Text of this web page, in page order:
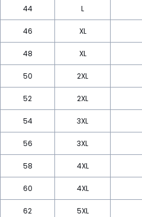
44 L
46 XL
48 XL
50 2XL
52 2XL
54 3XL
56 3XL
58 4XL
60 4XL
62 5XL